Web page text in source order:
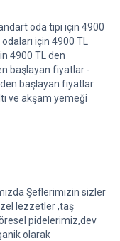
oda tipi için 4900
için 4900 TL
4900 TL den
başlayan fiyatlar -
başlayan fiyatlar
ve akşam yemeği
Şeflerimizin sizler
lezzetler ,taş
pidelerimiz,dev
olarak